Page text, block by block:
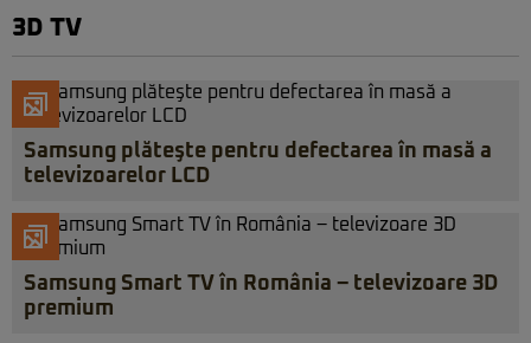
3D TV
Samsung plăteşte pentru defectarea în masă a
televizoarelor LCD
Samsung Smart TV în România – televizoare 3D
premium